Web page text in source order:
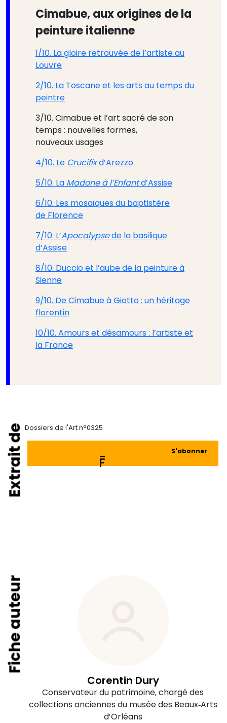
Cimabue, aux origines de la
peinture italienne
1/10. La gloire retrouvée de l’artiste au
Louvre
2/10. La Toscane et les arts au temps du
peintre
3/10. Cimabue et l’art sacré de son
temps : nouvelles formes,
nouveaux usages
4/10. Le Crucifixd’Arezzo
5/10. La Madone à l’Enfantd’Assise
6/10. Les mosaïques du baptistère
de Florence
7/10. L’Apocalypsede la basilique
d’Assise
8/10. Duccio et l’aube de la peinture à
Sienne
9/10. De Cimabue à Giotto : un héritage
florentin
10/10. Amours et désamours : l’artiste et
la France
Extrait de Dossiers de l'Art n°0325
S'abonner
Fiche auteur
Corentin Dury
Conservateur du patrimoine, chargé des
collections anciennes du musée des Beaux‑Arts
d’Orléans